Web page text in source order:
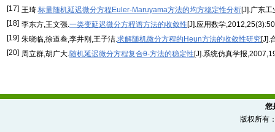
[17] 王琦.标量随机延迟微分方程Euler-Maruyama方法的均方稳定性分析[J].广东
[18] 李东方,王文强.一类变延迟微分方程谱方法的收敛性[J].应用数学
[19] 朱晓临,徐道叁,李井刚,王子洁.求解随机微分方程的Heun方法的收敛性研究[J].
[20] 周立群,胡广大.随机延迟微分方程复合θ-方法的稳定性[J].系统仿真学报
您
版权所有